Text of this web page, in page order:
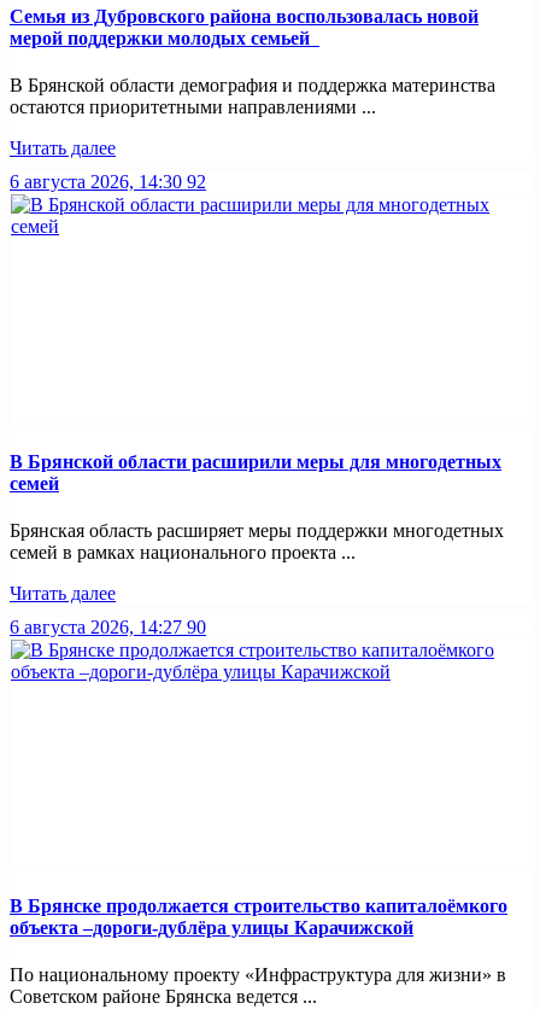
Семья из Дубровского района воспользовалась новой
мерой поддержки молодых семьей
В Брянской области демография и поддержка материнства
остаются приоритетными направлениями ...
Читать далее
6 августа 2026, 14:30 92
В Брянской области расширили меры для многодетных
семей
Брянская область расширяет меры поддержки многодетных
семей в рамках национального проекта ...
Читать далее
6 августа 2026, 14:27 90
В Брянске продолжается строительство капиталоёмкого
объекта –дороги-дублёра улицы Карачижской
По национальному проекту «Инфраструктура для жизни» в
Советском районе Брянска ведется ...